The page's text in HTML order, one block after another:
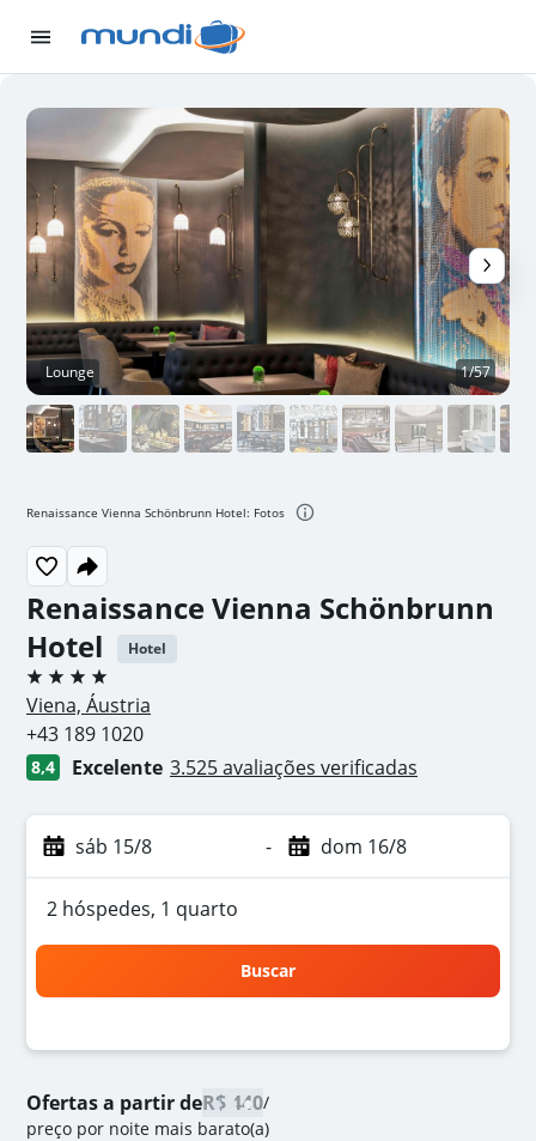
Renaissance Vienna Schönbrunn
Hotel
Hotel
4 estrelas
Viena, Áustria
+43 189 1020
8,4 Excelente 3.525 avaliações verificadas
sáb 15/8 - dom 16/8
2 hóspedes, 1 quarto
Buscar
Ofertas a partir deR$ 440/
preço por noite mais barato(a)
Lounge 1/57
Renaissance Vienna Schönbrunn Hotel: Fotos